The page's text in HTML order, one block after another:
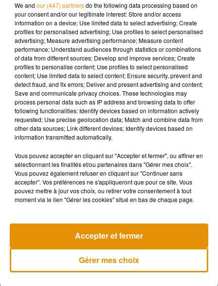
programme ? 16 chansons dont trois énormes collaborations
: une avecAriana Grandesur le morceauRain On Me
autre avecElton JohnsurSine from Above et enfin, une
dernière avec le célèbre groupe féminin de K-Pop,
Blackpink, sur la chansonSour Candy.
Voir cette publication sur Instagram
Une publication partagée parLady Gaga(@ladygaga) le
Pour l'heure, aucune nouvelle date de sortie n'a été
officiellement annoncée.
We and our (447) partnersdo the following data processing based on
your consent and/or our legitimate interest: Store and/or access
information on a device; Use limited data to select advertising; Create
profiles for personalised advertising; Use profiles to select personalised
advertising; Measure advertising performance; Measure content
performance; Understand audiences through statistics or combinations
of data from different sources; Develop and improve services; Create
profiles to personalise content; Use profiles to select personalised
content; Use limited data to select content; Ensure security, prevent and
detect fraud, and fix errors; Deliver and present advertising and content;
Save and communicate privacy choices. These technologies may
process personal data such as IP address and browsing data to offer
following functionalities: Identify devices based on information actively
requested; Use precise geolocation data; Match and combine data from
other data sources; Link different devices; Identify devices based on
information transmitted automatically.
Vous pouvez accepter en cliquant sur "Accepter et fermer", ou affiner en
sélectionnant les finalités et/ou partenaires dans "Gérer mes choix".
Vous pouvez également refuser en cliquant sur "Continuer sans
accepter". Vos préférences ne s'appliqueront que pour ce site. Vous
pouvez mettre à jour vos choix, ou retirer votre consentement à tout
moment via le lien "Gérer les cookies" situé en bas de chaque page.
Gérer mes choix
Accepter et fermer